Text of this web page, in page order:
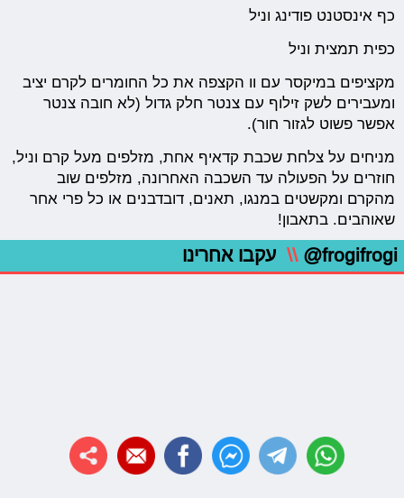
כף אינסטנט פודינג וניל
כפית תמצית וניל
מקציפים במיקסר עם וו הקצפה את כל החומרים לקרם יציב
ומעבירים לשק זילוף עם צנטר חלק גדול (לא חובה צנטר
אפשר פשוט לגזור חור).
מניחים על צלחת שכבת קדאיף אחת, מזלפים מעל קרם וניל,
חוזרים על הפעולה עד השכבה האחרונה, מזלפים שוב
מהקרם ומקשטים במנגו, תאנים, דובדבנים או כל פרי אחר
שאוהבים. בתאבון!
@frogifrogi
\\ עקבו אחרינו